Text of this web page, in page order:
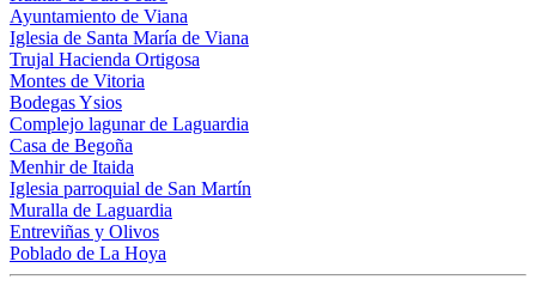
Ayuntamiento de Viana
Iglesia de Santa María de Viana
Trujal Hacienda Ortigosa
Montes de Vitoria
Bodegas Ysios
Complejo lagunar de Laguardia
Casa de Begoña
Menhir de Itaida
Iglesia parroquial de San Martín
Muralla de Laguardia
Entreviñas y Olivos
Poblado de La Hoya